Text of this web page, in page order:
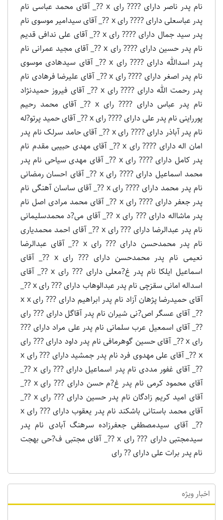
نام پدر ناصر دارای ???? رای x ??_ آقای محمد عباسی نام
پدر عباسعلى دارای ???? رای x ??_ آقای سیدامیر موسوی نام
پدر سید جمال دارای ???? رای x ??_ آقای علی ندافی قدیم
نام پدر حسین دارای ???? رای x ??_ آقای مجید عمرانی نام
پدر اسدالله دارای ???? رای x ??_ آقای سیدهادی موسوی
نام پدر اصغر دارای ???? رای x ??_ آقای علیرضا فرهادی نام
پدر رحمت الله دارای ???? رای x ??_ آقای فیروز حمیدنژاد
نام پدر عباس دارای ???? رای x ??_ آقای محمد رحیم
پورراینی نام پدر علی دارای ???? رای x ??_ آقای حمید پرتو?له
نام پدر آباذر دارای ???? رای x ??_ آقای حامد سرلک نام پدر
امان اله دارای ???? رای x ??_ آقای مهدی حبیبی مقدم نام
پدر کامل دارای ???? رای x ??_ آقای مهدی سیاحی نام پدر
محمد اسماعیل دارای ???? رای x ??_ آقای احسان رمضانی
نام پدر محمد دارای ???? رای x ??_ آقای ساسان آهنگی نام
پدر جعفر دارای ???? رای x ??_ آقای محمد مرادی اصل نام
پدر ماشااله دارای ??? رای x ??_ آقای می?د محمدسلیمانی
نام پدر عبدالرضا دارای ??? رای x ??_ آقای احمد محمدیاری
نام پدر محمدحسن دارای ??? رای x ??_ آقای عبدالرضا
نعیمی نام پدر محمدحسن دارای ??? رای x ??_ آقای
اسماعیل ایلکا نام پدر غ?معلى دارای ??? رای x ??_ آقای
اسداله امانی سقزچی نام پدر عبدالوهاب دارای ??? رای x ??_
آقای حمیدرضا پژهان آزاد نام پدر ابراهیم دارای ??? رای x x
??_ آقای عسگر اص?نی شیران نام پدر آقاگل دارای ??? رای
??_ آقای اسمعیل عرب سلمانی نام پدر على مراد دارای ???
رای x ??_ آقای حسین گوهرمافی نام پدر داود دارای ??? رای
x ??_ آقای علی مهدوی فرد نام پدر جمشید دارای ??? رای x
??_ آقای غفور مددی نام پدر اسماعیل دارای ??? رای x ??_
آقای محمود کرمی نام پدر غ?م حسن دارای ??? رای x ??_
آقای امید کریم زادگان نام پدر حسین دارای ??? رای x ??_
آقای محمد باستانی باشکند نام پدر یعقوب دارای ??? رای x
??_ آقای سیدمصطفی جعفرزاده سرهنگ آبادی نام پدر
سیدمجتبی دارای ??? رای x ??_ آقای مجتبی ف?حی بهجت
نام پدر برات علی دارای ?? رای
اخبار ویژه